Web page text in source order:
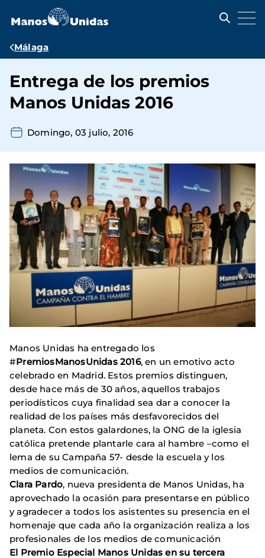
contenido
Ruta
navegación
Málaga
Entrega de los premios
Manos Unidas 2016
Domingo, 03 julio, 2016
Manos Unidas ha entregado los
#PremiosManosUnidas 2016, en un emotivo acto
celebrado en Madrid. Estos premios distinguen,
desde hace más de 30 años, aquellos trabajos
periodísticos cuya finalidad sea dar a conocer la
realidad de los países más desfavorecidos del
planeta. Con estos galardones, la ONG de la iglesia
católica pretende plantarle cara al hambre –como el
lema de su Campaña 57- desde la escuela y los
medios de comunicación.
Clara Pardo, nueva presidenta de Manos Unidas, ha
aprovechado la ocasión para presentarse en público
y agradecer a todos los asistentes su presencia en el
homenaje que cada año la organización realiza a los
profesionales de los medios de comunicación
El Premio Especial Manos Unidas en su tercera